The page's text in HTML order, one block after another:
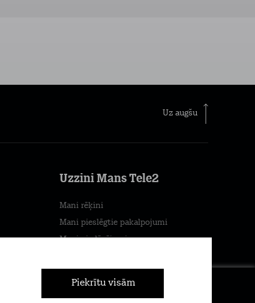
Piekrītu visām
Uz augšu
Uzzini Mans Tele2
Mani rēķini
Mani pieslēgtie pakalpojumi
Mani piedāvājumi
Pievienojies Tele2